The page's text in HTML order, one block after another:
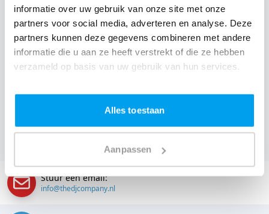
informatie over uw gebruik van onze site met onze
partners voor social media, adverteren en analyse. Deze
partners kunnen deze gegevens combineren met andere
informatie die u aan ze heeft verstrekt of die ze hebben
verzameld op basis van uw gebruik van hun services.
Alles toestaan
Aanpassen
voordat je een DJ voor jouw feest gaat boeken, wil je
natuurlijk weten wat het kost.
EenDJ boeken uit Noord-Brabantwas nog nooit zo
makkelijk. Daarom kun je bij ons online de prijs
berekenen voor jouw feest. Ook kun je nu boeken of
een vrijblijvende offerte aanvragen. Huur de beste DJ uit
Liempde en omgeving, en check dus directonze prijzen
Stuur een email:
info@thedjcompany.nl